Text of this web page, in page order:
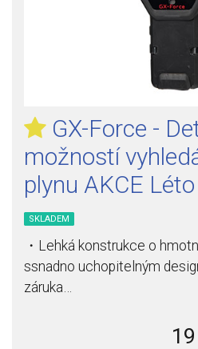
GX-Force -
možností
plynu AKCE Léto
SKLADEM
・Lehká konstrukce o
ssnadno uchopitelným
záruka…